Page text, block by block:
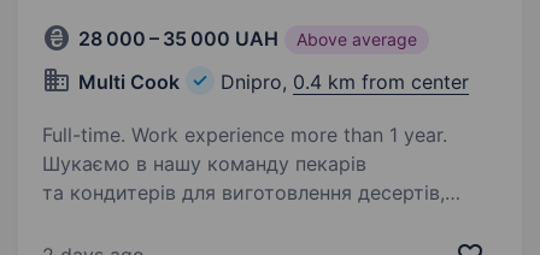
28 000 – 35 000 UAH Above average
Multi Cook Dnipro, 0.4 km from center
Full-time. Work experience more than 1 year.
Шукаємо в нашу команду пекарів
та кондитерів для виготовлення десертів,
швидкого харчивання Торти • Сирки в глазурі